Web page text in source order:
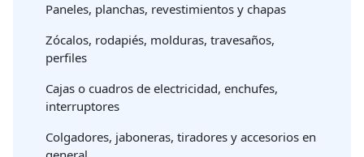
Paneles, planchas, revestimientos y chapas
Zócalos, rodapiés, molduras, travesaños,
perfiles
Cajas o cuadros de electricidad, enchufes,
interruptores
Colgadores, jaboneras, tiradores y accesorios en